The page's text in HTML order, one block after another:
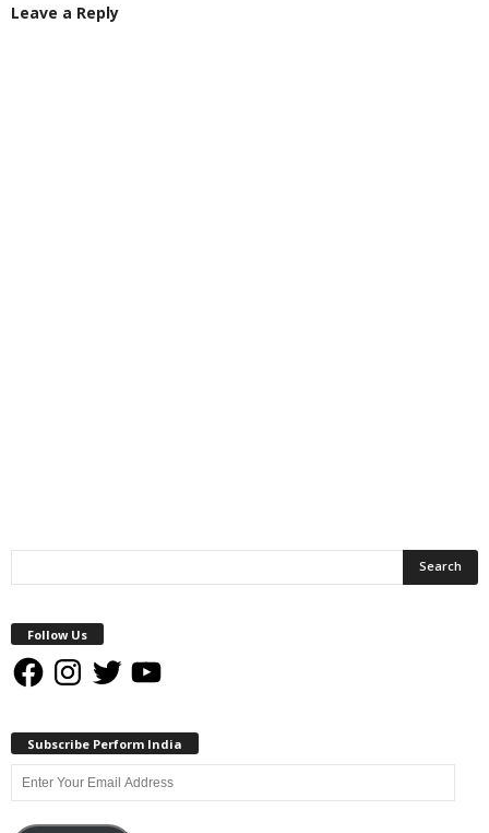
Leave a Reply
Follow Us
FacebookInstagram
Twitter YouTube
Subscribe Perform India
Enter
Your